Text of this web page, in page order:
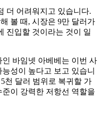
더 어려워지고 있습니다.
볼 때, 시장은 9만 달러가
진입할 것이라는 것이 일
바임넷 아베베는 이번 사
성이 높다고 보고 있습니
천 달러 범위로 복귀할 가
이 강력한 저항선 역할을